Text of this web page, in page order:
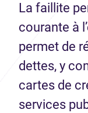
La faillite
courante à
permet de
dettes, y
cartes de
services